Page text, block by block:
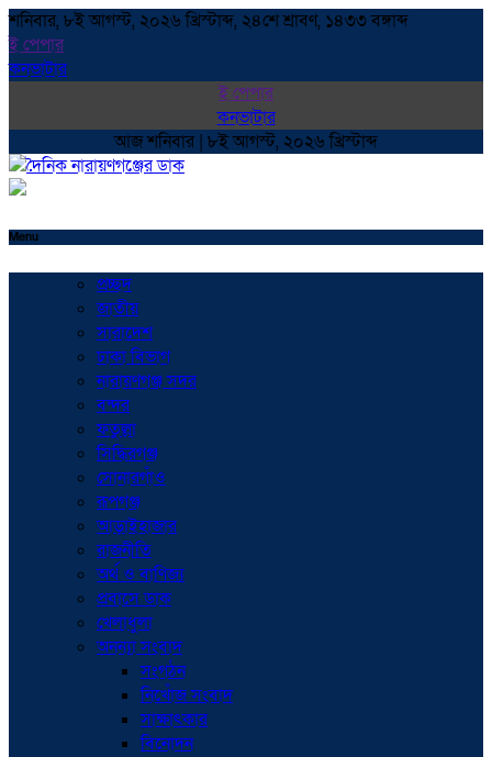
শনিবার, ৮ই আগস্ট, ২০২৬ খ্রিস্টাব্দ, ২৪শে শ্রাবণ, ১৪৩৩ বঙ্গাব্দ
ই পেপার
কনভাটার
ই পেপার
কনভাটার
আজ শনিবার | ৮ই আগস্ট, ২০২৬ খ্রিস্টাব্দ
Menu
প্রচ্ছদ
জাতীয়
সারাদেশ
ঢাকা বিভাগ
নারায়ণগঞ্জ সদর
বন্দর
ফতুল্লা
সিদ্ধিরগঞ্জ
সোনারগাঁও
রূপগঞ্জ
আড়াইহাজার
রাজনীতি
অর্থ ও বাণিজ্য
প্রবাসে ডাক
খেলাধুলা
অনন্যা সংবাদ
সংগঠন
নিখোঁজ সংবাদ
সাক্ষাৎকার
বিনোদন